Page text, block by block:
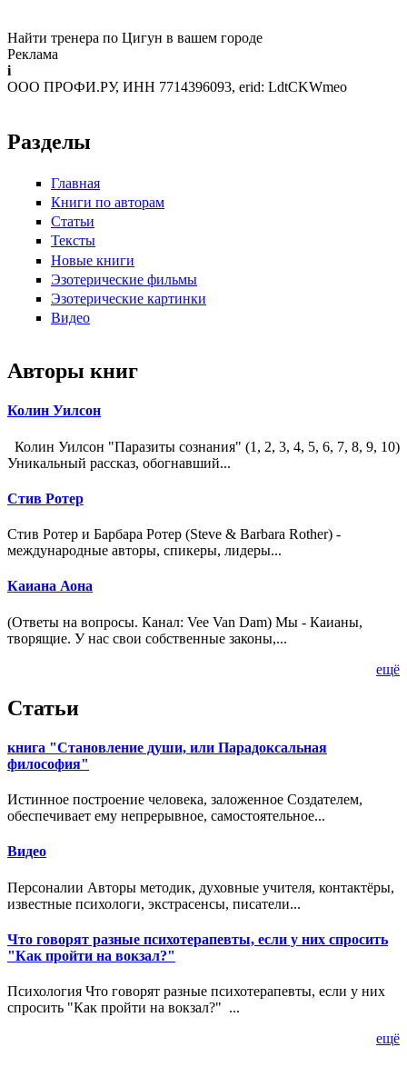
Найти тренера по Цигун в вашем городе
Реклама
i
ООО ПРОФИ.РУ, ИНН 7714396093, erid: LdtCKWmeo
Разделы
Главная
Книги по авторам
Статьи
Тексты
Новые книги
Эзотерические фильмы
Эзотерические картинки
Видео
Авторы книг
Колин Уилсон
Колин Уилсон "Паразиты сознания" (1, 2, 3, 4, 5, 6, 7, 8, 9, 10)
Уникальный рассказ, обогнавший...
Стив Ротер
Стив Ротер и Барбара Ротер (Steve & Barbara Rother) -
международные авторы, спикеры, лидеры...
Каиана Аона
(Ответы на вопросы. Канал: Vee Van Dam) Мы - Каианы,
творящие. У нас свои собственные законы,...
ещё
Статьи
книга "Становление души, или Парадоксальная
философия"
Истинное построение человека, заложенное Создателем,
обеспечивает ему непрерывное, самостоятельное...
Видео
Персоналии Авторы методик, духовные учителя, контактёры,
известные психологи, экстрасенсы, писатели...
Что говорят разные психотерапевты, если у них спросить
"Как пройти на вокзал?"
Психология Что говорят разные психотерапевты, если у них
спросить "Как пройти на вокзал?" ...
ещё